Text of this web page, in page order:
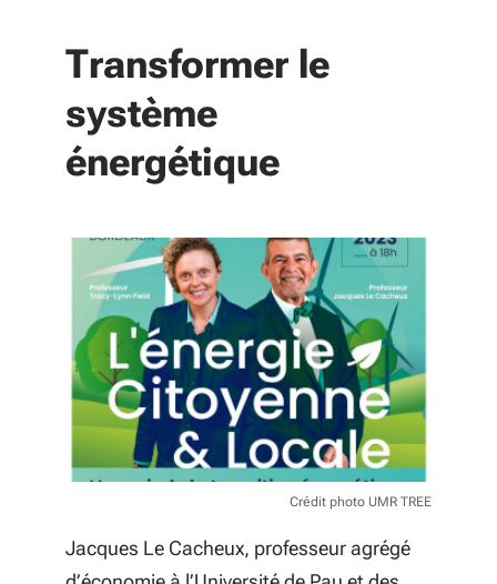
Transformer le
système
énergétique
Crédit photo UMR TREE
Jacques Le Cacheux, professeur agrégé